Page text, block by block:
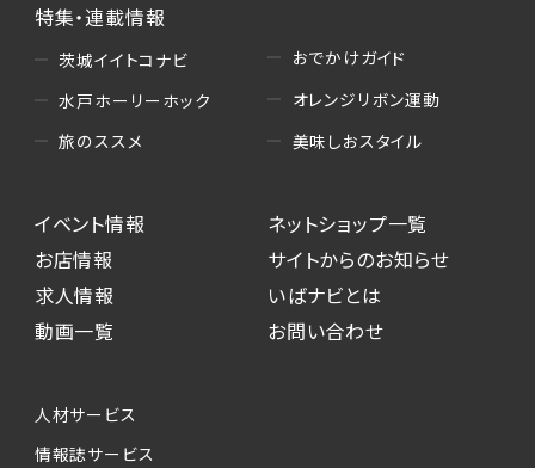
特集・連載情報
茨城イイトコナビ
水戸ホーリーホック
旅のススメ
おでかけガイド
オレンジリボン運動
美味しおスタイル
イベント情報
お店情報
求人情報
動画一覧
ネットショップ一覧
サイトからのお知らせ
いばナビとは
お問い合わせ
人材サービス
情報誌サービス